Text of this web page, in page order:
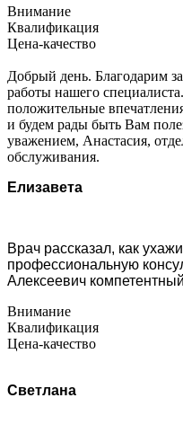
Внимание
Квалификация
Цена-качество
Добрый день. Благодарим
работы нашего
положительные
и будем рады быть Вам
уважением, Анастасия,
обслуживания.
Елизавета
Врач рассказал, как
профессиональную
Алексеевич
Внимание
Квалификация
Цена-качество
Светлана